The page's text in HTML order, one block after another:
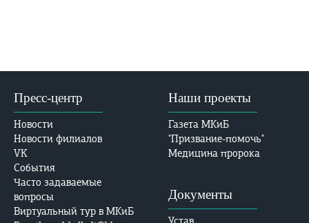
Пресс-центр
Новости
Новости филиалов
VK
События
Часто задаваемые
вопросы
Виртуальный тур в МКиБ
Наши проекты
Газета МКиБ
"Призвание-помочь"
Медицина пророка
Документы